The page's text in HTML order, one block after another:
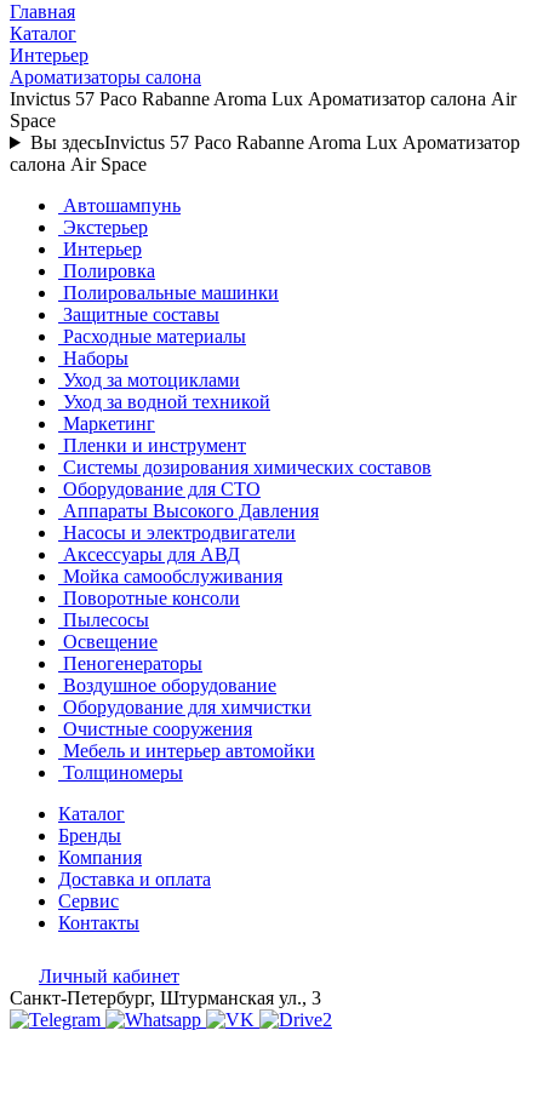
Главная
Каталог
Интерьер
Ароматизаторы салона
Invictus 57 Paco Rabanne Aroma Lux Ароматизатор салона Air
Space
Вы здесьInvictus 57 Paco Rabanne Aroma Lux Ароматизатор
салона Air Space
Автошампунь
Экстерьер
Интерьер
Полировка
Полировальные машинки
Защитные составы
Расходные материалы
Наборы
Уход за мотоциклами
Уход за водной техникой
Маркетинг
Пленки и инструмент
Системы дозирования химических составов
Оборудование для СТО
Аппараты Высокого Давления
Насосы и электродвигатели
Аксессуары для АВД
Мойка самообслуживания
Поворотные консоли
Пылесосы
Освещение
Пеногенераторы
Воздушное оборудование
Оборудование для химчистки
Очистные сооружения
Мебель и интерьер автомойки
Толщиномеры
Каталог
Бренды
Компания
Доставка и оплата
Сервис
Контакты
Личный кабинет
Санкт-Петербург, Штурманская ул., 3